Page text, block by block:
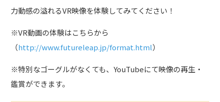
力動感の溢れるVR映像を体験してみてください！
※VR動画の体験はこちらから
（http://www.futureleap.jp/format.html）
※特別なゴーグルがなくても、YouTubeにて映像の再生・
鑑賞ができます。